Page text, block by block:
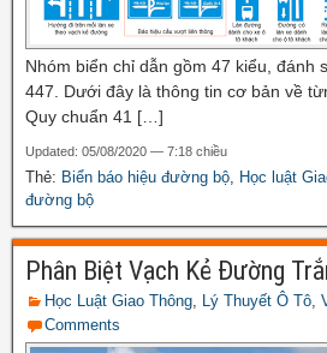
Nhóm biển chỉ dẫn gồm 47 kiểu, đánh
447. Dưới đây là thông tin cơ bản về
Quy chuẩn 41 […]
Updated: 05/08/2020 — 7:18 chiều
Thẻ: Biển báo hiệu đường bộ Học luật
đường bộ
Phân Biệt Vạch Kẻ Đường
Học Luật Giao Thông Lý Thuyết Ô Tô
Comments